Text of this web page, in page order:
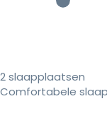
2 slaapplaatsen
Comfortabele